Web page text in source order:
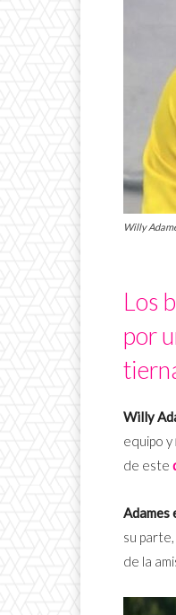
Willy
Los
por
Willy
equipo y
de este
Adames
su parte,
de la